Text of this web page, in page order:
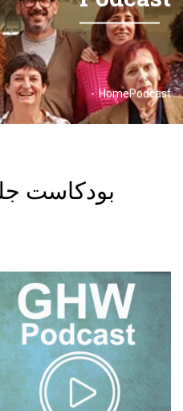
Breadcrumb
Home
- Podcast
بودكاست